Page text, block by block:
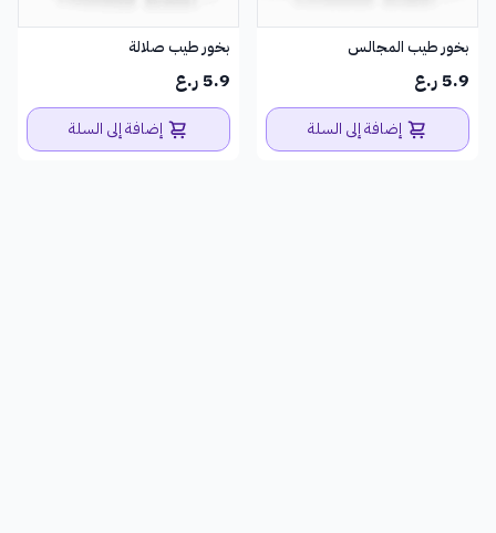
بخور طيب المجالس
5.9 ر.ع
إضافة إلى السلة
بخور طيب صلالة
5.9 ر.ع
إضافة إلى السلة